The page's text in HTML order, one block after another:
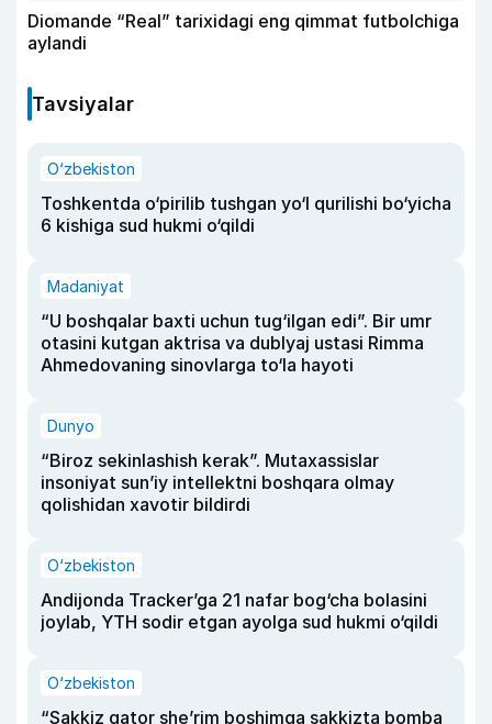
Diomande “Real” tarixidagi eng qimmat futbolchiga
aylandi
Tavsiyalar
O‘zbekiston
Toshkentda o‘pirilib tushgan yo‘l qurilishi bo‘yicha
6 kishiga sud hukmi o‘qildi
Madaniyat
“U boshqalar baxti uchun tug‘ilgan edi”. Bir umr
otasini kutgan aktrisa va dublyaj ustasi Rimma
Ahmedovaning sinovlarga to‘la hayoti
Dunyo
“Biroz sekinlashish kerak”. Mutaxassislar
insoniyat sun’iy intellektni boshqara olmay
qolishidan xavotir bildirdi
O‘zbekiston
Andijonda Tracker’ga 21 nafar bog‘cha bolasini
joylab, YTH sodir etgan ayolga sud hukmi o‘qildi
O‘zbekiston
“Sakkiz qator she’rim boshimga sakkizta bomba